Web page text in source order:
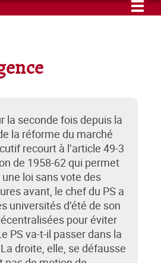
la seconde fois depuis la
la réforme du marché
recourt à l’article 49-3
de 1958-62 qui permet
loi sans vote des
avant, le chef du PS a
universités d’été de son
pour éviter
PS va-t-il passer dans la
droite, elle, se défausse